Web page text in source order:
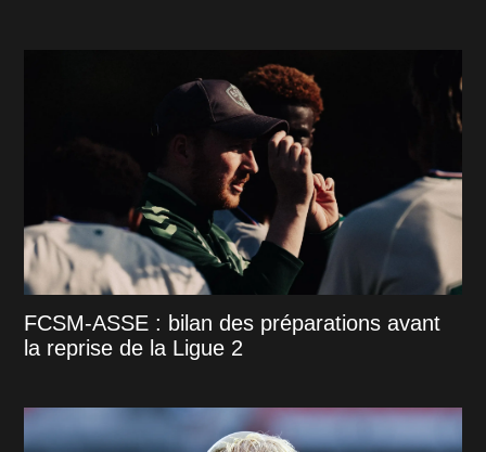
FCSM-ASSE : bilan des préparations avant
la reprise de la Ligue 2